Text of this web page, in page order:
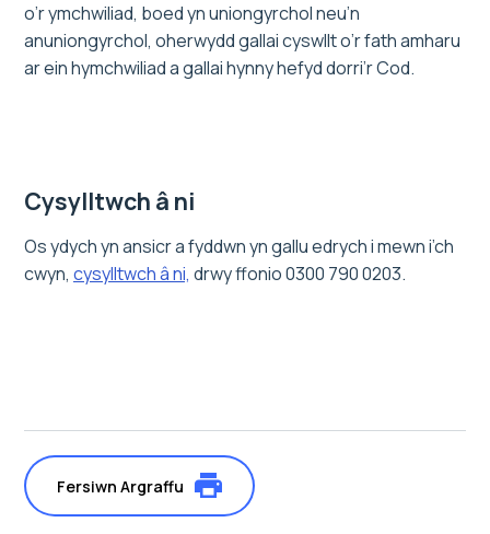
o’r ymchwiliad, boed yn uniongyrchol neu’n
anuniongyrchol, oherwydd gallai cyswllt o’r fath amharu
ar ein hymchwiliad a gallai hynny hefyd dorri’r Cod.
Cysylltwch â ni
Os ydych yn ansicr a fyddwn yn gallu edrych i mewn i’ch
cwyn, cysylltwch â ni, drwy ffonio 0300 790 0203.
Fersiwn Argraffu